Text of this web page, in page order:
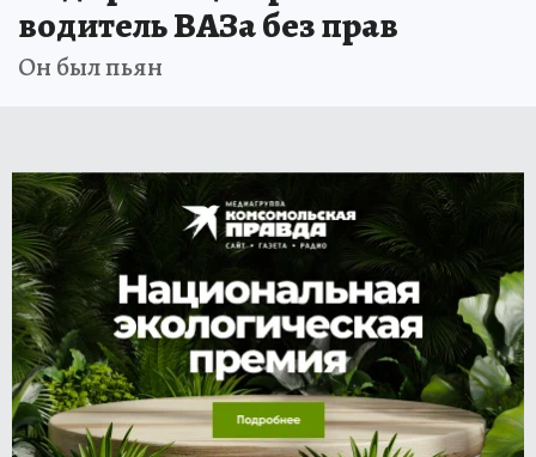
водитель ВАЗа без прав
Он был пьян